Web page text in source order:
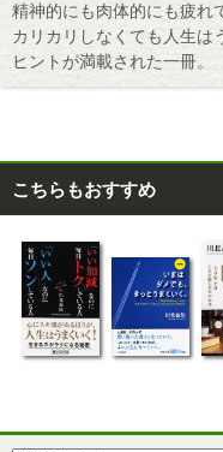
精神的にも肉体的にも疲れ
カリカリしなくても人生は
ヒントが満載された一冊。
こちらもおすすめ